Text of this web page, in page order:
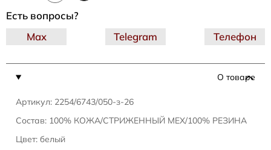
О товаре
Артикул: 2254/6743/050-з-26
Состав: 100% КОЖА/СТРИЖЕННЫЙ МЕХ/100% РЕЗИНА
Цвет: белый
Есть вопросы?
Telegram
Max Телефон